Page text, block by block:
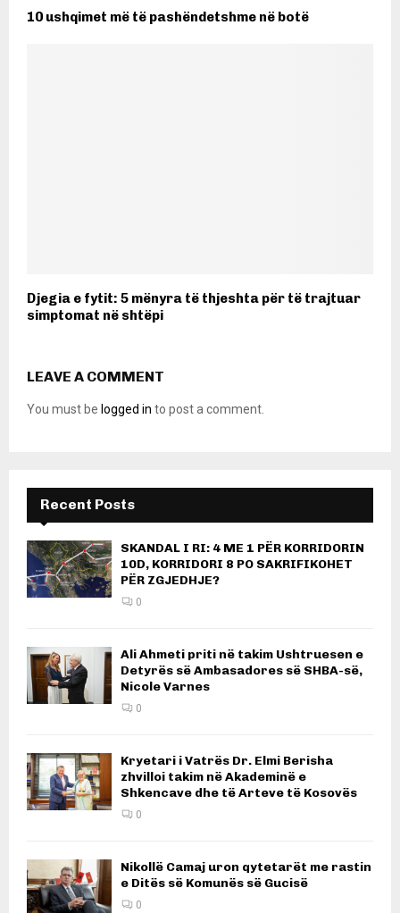
10 ushqimet më të pashëndetshme në botë
Djegia e fytit: 5 mënyra të thjeshta për të trajtuar
simptomat në shtëpi
LEAVE A COMMENT
You must be logged in to post a comment.
Recent Posts
SKANDAL I RI: 4 ME 1 PËR KORRIDORIN
10D, KORRIDORI 8 PO SAKRIFIKOHET
PËR ZGJEDHJE?
0
Ali Ahmeti priti në takim Ushtruesen e
Detyrës së Ambasadores së SHBA-së,
Nicole Varnes
0
Kryetari i Vatrës Dr. Elmi Berisha
zhvilloi takim në Akademinë e
Shkencave dhe të Arteve të Kosovës
0
Nikollë Camaj uron qytetarët me rastin
e Ditës së Komunës së Gucisë
0